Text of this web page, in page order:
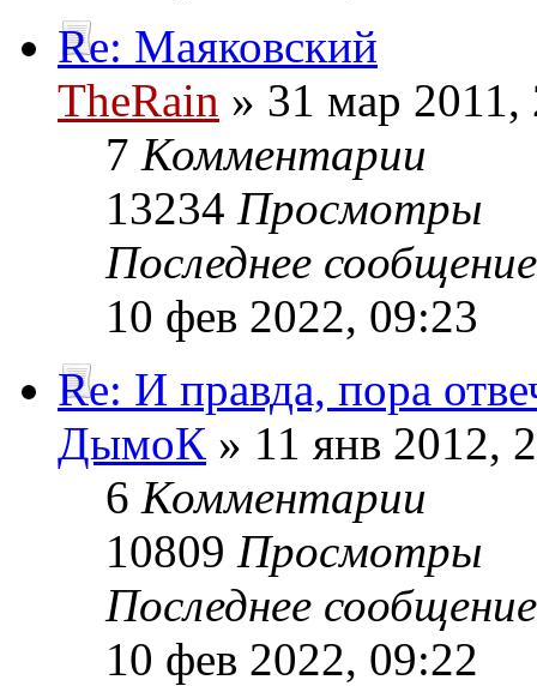
Re: Маяковский
TheRain » 31 мар 2011,
7 Комментарии
13234 Просмотры
Последнее
10 фев 2022, 09:23
Re: И правда, пора
ДымоК » 11 янв 2012,
6 Комментарии
10809 Просмотры
Последнее
10 фев 2022, 09:22